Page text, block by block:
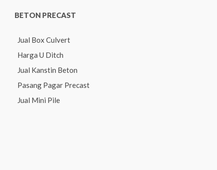
BETON PRECAST
Jual Box Culvert
Harga U Ditch
Jual Kanstin Beton
Pasang Pagar Precast
Jual Mini Pile